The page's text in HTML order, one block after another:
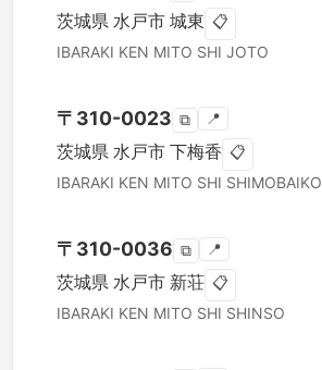
茨城県 水戸市 城東 📋
IBARAKI KEN MITO SHI JOTO
〒 310-0023 ⧉ 📍
茨城県 水戸市 下梅香 📋
IBARAKI KEN MITO SHI SHIMOBAIKO
〒 310-0036 ⧉ 📍
茨城県 水戸市 新荘 📋
IBARAKI KEN MITO SHI SHINSO